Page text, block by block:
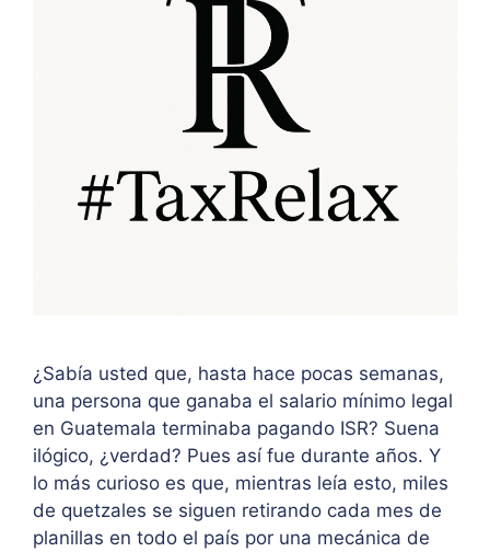
¿Sabía usted que, hasta hace pocas semanas,
una persona que ganaba el salario mínimo legal
en Guatemala terminaba pagando ISR? Suena
ilógico, ¿verdad? Pues así fue durante años. Y
lo más curioso es que, mientras leía esto, miles
de quetzales se siguen retirando cada mes de
planillas en todo el país por una mecánica de